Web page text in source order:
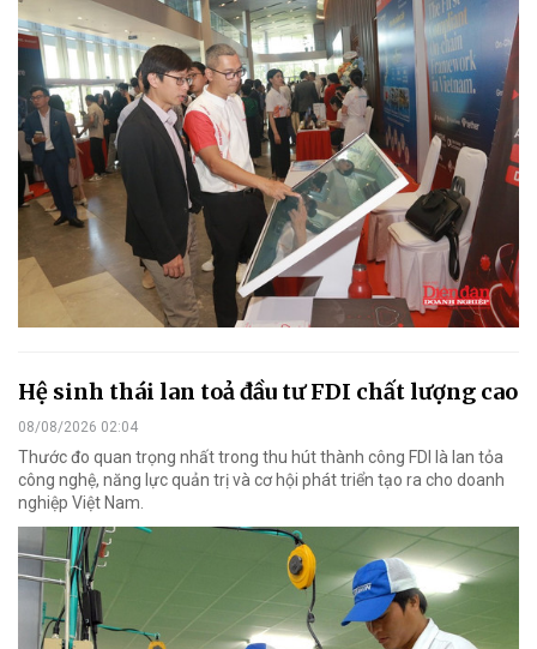
Hệ sinh thái lan toả đầu tư FDI chất lượng cao
08/08/2026 02:04
Thước đo quan trọng nhất trong thu hút thành công FDI là lan tỏa
công nghệ, năng lực quản trị và cơ hội phát triển tạo ra cho doanh
nghiệp Việt Nam.